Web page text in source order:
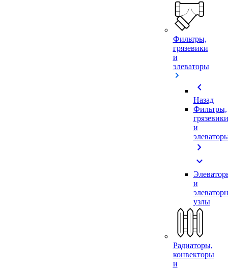
Фильтры,
грязевики
и
элеваторы
chevron_left
Назад
Фильтры,
грязевики
и
chevron_right
expand_more
и
узлы
Радиаторы,
конвекторы
и